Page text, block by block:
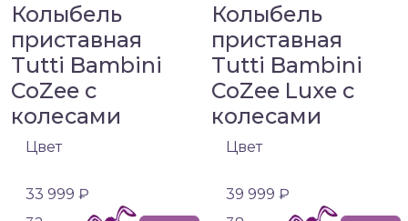
Колыбель
приставная
Tutti Bambini
CoZee с
колесами
Цвет
33 999 ₽
Колыбель
приставная
Tutti Bambini
CoZee Luxe с
колесами
Цвет
39 999 ₽